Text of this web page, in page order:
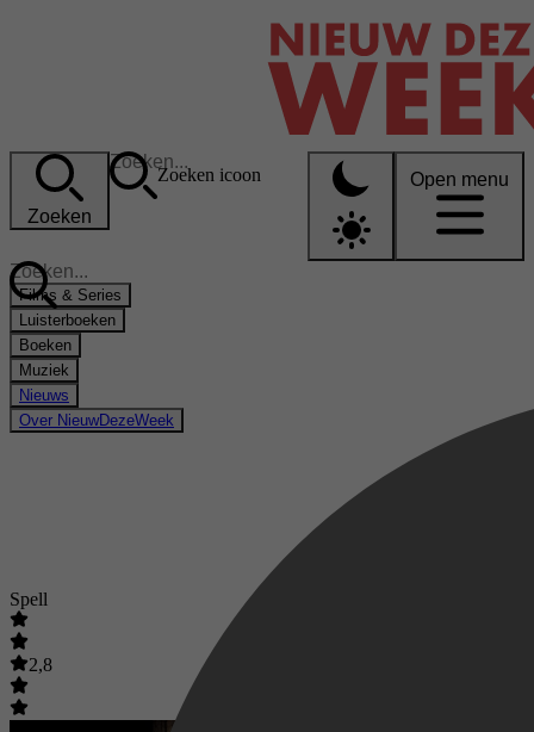
Zoeken
Zoeken icoon Open menu
Films & Series
Luisterboeken
Boeken
Muziek
Nieuws
Over NieuwDezeWeek
Spell
2,8